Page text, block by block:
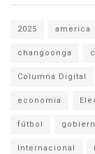
2025 america
changoonga
Columna Digital
economia
fútbol
Internacional